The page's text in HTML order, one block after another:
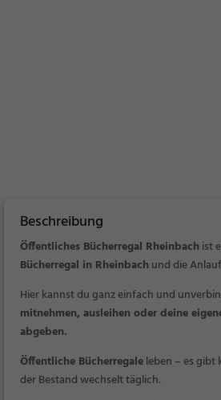
Beschreibung
Öffentliches Bücherregal Rheinbach ist
Bücherregal in Rheinbach und die
Hier kannst du ganz einfach und
mitnehmen, ausleihen oder deine
abgeben.
Öffentliche Bücherregaleleben – es gibt
der Bestand wechselt täglich.